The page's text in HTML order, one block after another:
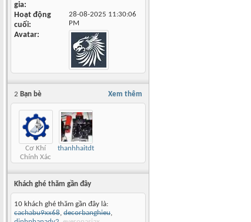
gia
Hoạt động
cuối
28-08-2025 11:30:06
PM
Avatar
Xem thêm
2 Bạn bè
Cơ Khí
Chính Xác
thanhhaitdt
Khách ghé thăm gần đây
10 khách ghé thăm gần đây là:
cachabu9xx68, decorbanghieu,